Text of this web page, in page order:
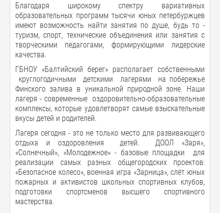
Благодаря широкому спектру вариативных
образовательных программ тысячи юных петербуржцев
имеют возможность найти занятия по душе, будь то -
туризм, спорт, технические объединения или занятия с
творческими педагогами, формирующими лидерские
качества.
ГБНОУ «Балтийский берег» располагает собственными
круглогодичными детскими лагерями на побережье
Финского залива в уникальной природной зоне. Наши
лагеря - современные оздоровительно-образовательные
комплексы, которые удовлетворят самые взыскательные
вкусы детей и родителей.
Лагеря сегодня - это не только место для развивающего
отдыха и оздоровления детей. ДООЛ «Заря»,
«Солнечный», «Молодежное» - базовые площадки для
реализации самых разных общегородских проектов:
«Безопасное колесо», военная игра «Зарница», слёт юных
пожарных и активистов школьных спортивных клубов,
подготовки спортсменов высшего спортивного
мастерства.